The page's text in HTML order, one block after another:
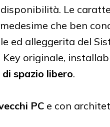
Le
che ben
ed alleggerita del
originale,
spazio libero.
PC e con